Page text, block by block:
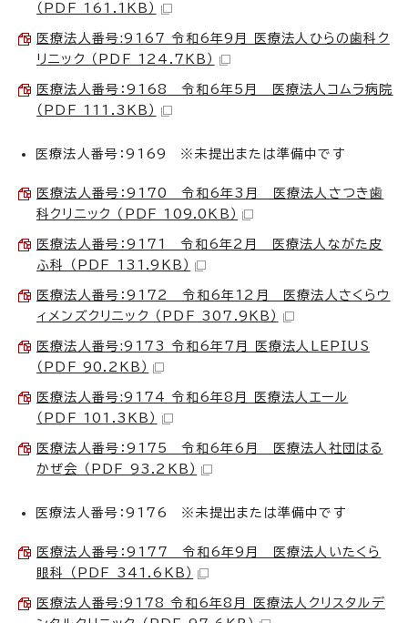
（PDF 161.1KB）
医療法人番号:9167 令和6年9月 医療法人ひらの歯科ク
リニック （PDF 124.7KB）
医療法人番号：9168 令和6年5月 医療法人コムラ病院
（PDF 111.3KB）
医療法人番号：9169 ※未提出または準備中です
医療法人番号：9170 令和6年3月 医療法人さつき歯
科クリニック （PDF 109.0KB）
医療法人番号：9171 令和6年2月 医療法人ながた皮
ふ科 （PDF 131.9KB）
医療法人番号：9172 令和6年12月 医療法人さくらウ
ィメンズクリニック （PDF 307.9KB）
医療法人番号:9173 令和6年7月 医療法人LEPIUS
（PDF 90.2KB）
医療法人番号:9174 令和6年8月 医療法人エール
（PDF 101.3KB）
医療法人番号：9175 令和6年6月 医療法人社団はる
かぜ会 （PDF 93.2KB）
医療法人番号：9176 ※未提出または準備中です
医療法人番号：9177 令和6年9月 医療法人いたくら
眼科 （PDF 341.6KB）
医療法人番号:9178 令和6年8月 医療法人クリスタルデ